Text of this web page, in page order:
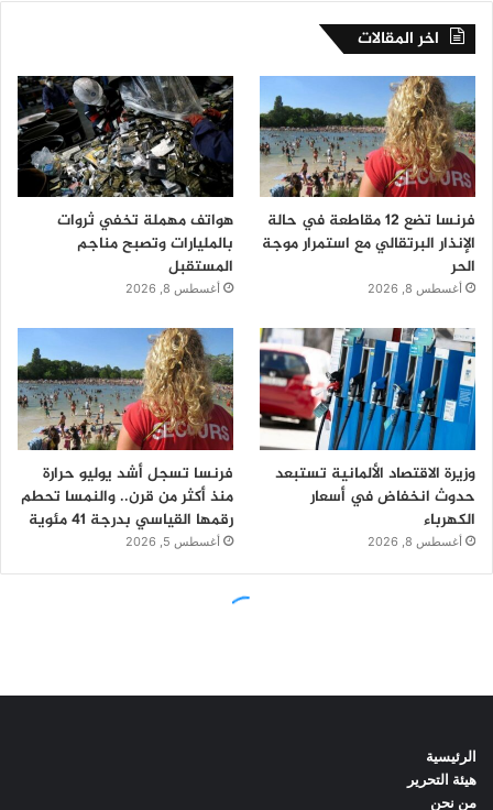
الرئيسية
هيئة التحرير
من نحن